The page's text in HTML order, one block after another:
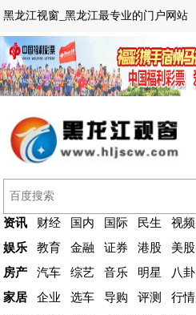
黑龙江视窗_黑龙江最专业的门户网站
资讯 财经 国内 国际 民生 视频
娱乐
教育 金融 证券 港股 美股
房产
汽车 综艺 音乐 明星 八卦
家居
企业 选车 导购 评测 行情